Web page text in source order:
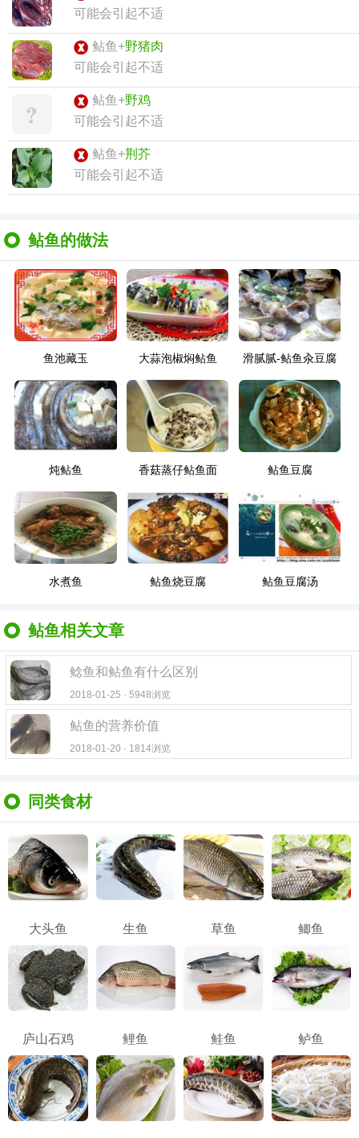
可能会引起不适
鲇鱼+野猪肉
可能会引起不适
鲇鱼+野鸡
可能会引起不适
鲇鱼+荆芥
可能会引起不适
鲇鱼的做法
鱼池藏玉 大蒜泡椒焖鲇鱼 滑腻腻-鲇鱼汆豆腐
炖鲇鱼 香菇蒸仔鲇鱼面 鲇鱼豆腐
水煮鱼 鲇鱼烧豆腐 鲇鱼豆腐汤
鲇鱼相关文章
鲶鱼和鲇鱼有什么区别
2018-01-25 · 5948浏览
鲇鱼的营养价值
2018-01-20 · 1814浏览
同类食材
大头鱼 生鱼 草鱼 鲫鱼
庐山石鸡 鲤鱼 鲑鱼 鲈鱼